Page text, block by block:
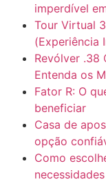
imperdível
Tour Virtual
(Experiência
Revólver .38
Entenda os
Fator R: O
beneficiar
Casa de
opção
Como
necessidades